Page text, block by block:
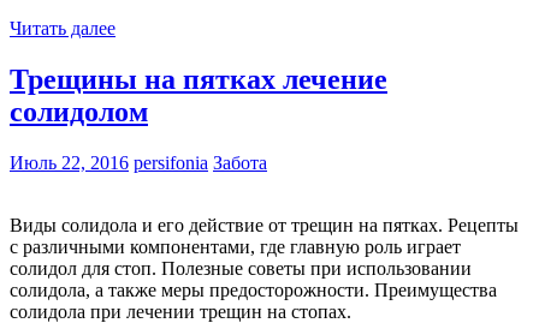
Читать далее
Трещины на пятках лечение
солидолом
Июль 22, 2016 persifonia Забота
Виды солидола и его действие от трещин на пятках. Рецепты
с различными компонентами, где главную роль играет
солидол для стоп. Полезные советы при использовании
солидола, а также меры предосторожности. Преимущества
солидола при лечении трещин на стопах.